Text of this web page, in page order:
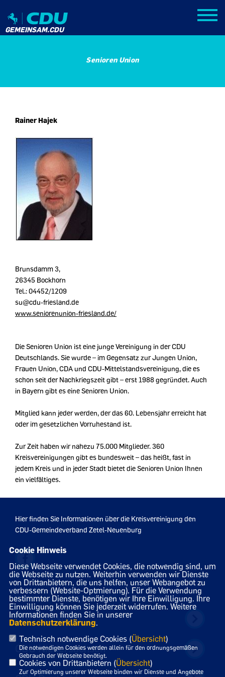
GEMEINSAM.CDU
Senioren Union
Rainer Hajek
Brunsdamm 3,
26345 Bockhorn
Tel.: 04452/1209
su@cdu-friesland.de
www.seniorenunion-friesland.de/
Die Senioren Union ist eine junge Vereinigung in der CDU
Deutschlands. Sie wurde – im Gegensatz zur Jungen Union,
Frauen Union, CDA und CDU-Mittelstandsvereinigung, die es
schon seit der Nachkriegszeit gibt – erst 1988 gegründet. Auch
in Bayern gibt es eine Senioren Union.
Mitglied kann jeder werden, der das 60. Lebensjahr erreicht hat
oder im gesetzlichen Vorruhestand ist.
Zur Zeit haben wir nahezu 75.000 Mitglieder. 360
Kreisvereinigungen gibt es bundesweit – das heißt, fast in
jedem Kreis und in jeder Stadt bietet die Senioren Union Ihnen
ein vielfältiges.
Hier finden Sie Informationen über die Kreisvereinigung den
CDU-Gemeindeverband Zetel-Neuenburg
IMPRESSUM DATENSCHUTZ KONTAKT
CDU Friesland
CDU Niedersachsen
Cookie Hinweis
Diese Webseite verwendet Cookies, die notwendig sind, um
die Webseite zu nutzen. Weiterhin verwenden wir Dienste
von Drittanbietern, die uns helfen, unser Webangebot zu
verbessern (Website-Optmierung). Für die Verwendung
bestimmter Dienste, benötigen wir Ihre Einwilligung. Ihre
Einwilligung können Sie jederzeit widerrufen. Weitere
Informationen finden Sie in unserer
Datenschutzerklärung.
Technisch notwendige Cookies (Übersicht)
Die notwendigen Cookies werden allein für den ordnungsgemäßen
Gebrauch der Webseite benötigt.
Cookies von Drittanbietern (Übersicht)
Zur Optimierung unserer Webseite binden wir Dienste und Angebote